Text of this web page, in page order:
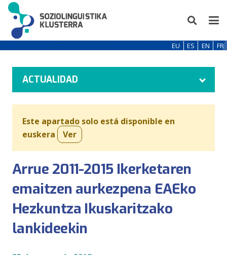
EU ES EN FR
ACTUALIDAD
Este apartado solo está disponible en
euskera
Ver
Arrue 2011-2015 Ikerketaren
emaitzen aurkezpena EAEko
Hezkuntza Ikuskaritzako
lankideekin